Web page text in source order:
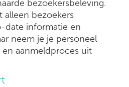
bezoekersbeleving.
alleen bezoekers
date informatie en
neem je je personeel
aanmeldproces uit